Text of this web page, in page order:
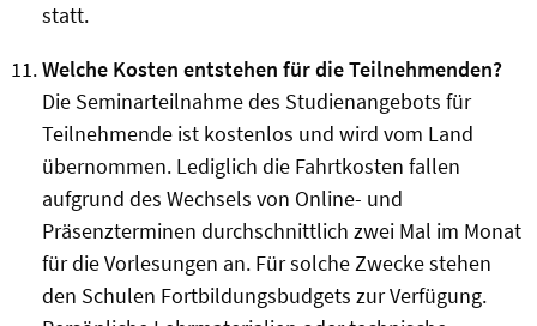
statt.
Welche Kosten entstehen für die Teilnehmenden?
Die Seminarteilnahme des Studienangebots für
Teilnehmende ist kostenlos und wird vom Land
übernommen. Lediglich die Fahrtkosten fallen
aufgrund des Wechsels von Online- und
Präsenzterminen durchschnittlich zwei Mal im Monat
für die Vorlesungen an. Für solche Zwecke stehen
den Schulen Fortbildungsbudgets zur Verfügung.